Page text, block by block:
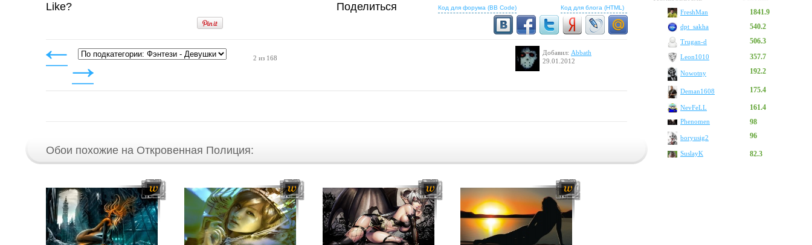
1600x1280
1920x1536
4:3
1024x768
16:10
1280x800
Like? Поделиться Код для форума (BB Code) Код для блога (HTML)
2 из 168
Добавил: Abbath
29.01.2012
Обои похожие на Откровенная Полиция:
FreshMan 1841.9
dpt_sakha 540.2
Trugan-d 506.3
Leon1010 357.7
Nowotny 192.2
Deman1608 175.4
NevFeLL 161.4
Phenomen 98
boryusig2 96
SuslayK 82.3